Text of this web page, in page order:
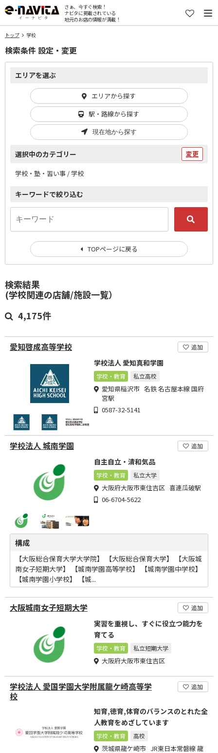
さぁ、今すぐ検索！
ナビタに掲載されている
地元のお店の情報が満載！
トップ 学校
検索結果
(学校関連の店舗/施設一覧）
4,175件
愛知啓成高等学校 追加
学校法人 愛知真和学園
学校・教育 私立高校
愛知県稲沢市 名鉄 名古屋本線 国府
宮駅
0587-32-5141
学校法人 城南学園 追加
自主自立・清和気品
学校・教育 私立大学
大阪府大阪市東住吉区 喜連瓜破駅
06-6704-5622
構成
【大阪総合保育大学大学院】 【大阪総合保育大学】 【大阪城
南女子短期大学】 【城南学園高等学校】 【城南学園中学校】
【城南学園小学校】 【城...
大阪城南女子短期大学 追加
実習を重視し、すぐに役立つ能力を
育てる
学校・教育 私立短期大学
大阪府大阪市東住吉区
学校法人 愛国学園大学附属龍ケ崎高等学
校
追加
知育,徳育,体育のバランスのとれた全
人教育をめざしています
学校・教育 高校
茨城県龍ケ崎市 JR東日本常磐線 龍
検索条件 設定・変更
エリアを選ぶ
エリアから探す
駅・路線から探す
現在地から探す
選択中のカテゴリー 変更
学校・塾・習い事 / 学校
キーワードで絞り込む
TOPページに戻る